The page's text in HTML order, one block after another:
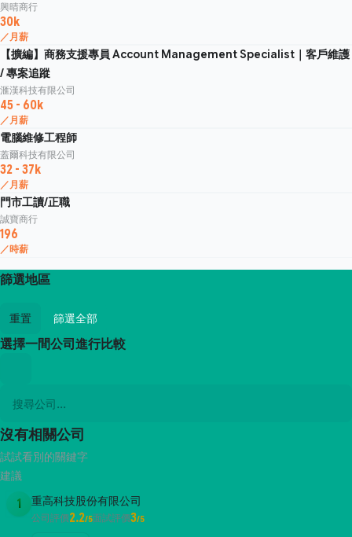
興晴商行
30k
／月薪
【擴編】商務支援專員 Account Management Specialist｜客戶維護
/ 專案追蹤
滙漢科技有限公司
45 - 60k
／月薪
電腦維修工程師
蓋爾科技有限公司
32 - 37k
／月薪
門市工讀/正職
誠寶商行
196
／時薪
篩選地區
重置 篩選全部
選擇一間公司進行比較
沒有相關公司
試試看別的關鍵字
建議
1 重高科技股份有限公司
公司評價2.2/5面試評價3/5